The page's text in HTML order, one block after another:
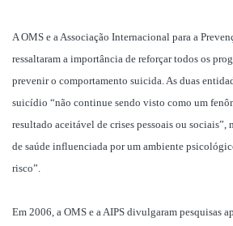
A OMS e a Associação Internacional para a
ressaltaram a importância de reforçar todos os
prevenir o comportamento suicida. As duas
suicídio “não continue sendo visto como um
resultado aceitável de crises pessoais ou sociais”,
de saúde influenciada por um ambiente
risco”.
Em 2006, a OMS e a AIPS divulgaram pesquisas